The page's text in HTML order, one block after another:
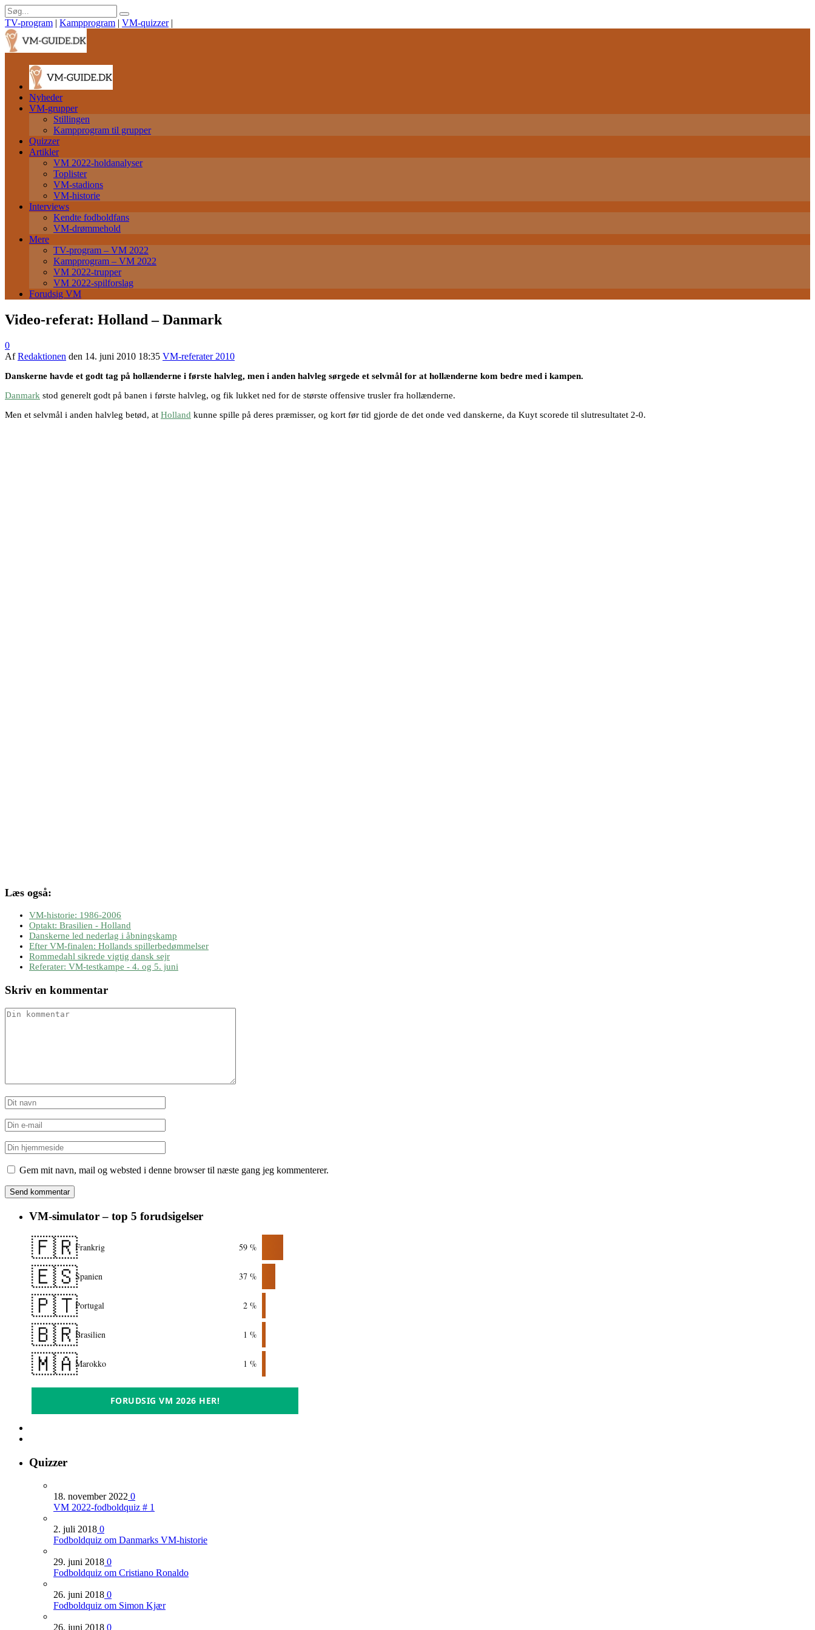
TV-program | Kampprogram | VM-quizzer |
Nyheder
VM-grupper
Stillingen
Kampprogram til grupper
Quizzer
Artikler
VM 2022-holdanalyser
Toplister
VM-stadions
VM-historie
Interviews
Kendte fodboldfans
VM-drømmehold
Mere
TV-program – VM 2022
Kampprogram – VM 2022
VM 2022-trupper
VM 2022-spilforslag
Forudsig VM
Video-referat: Holland – Danmark
0
AfRedaktionen den 14. juni 2010 18:35 VM-referater 2010
Danskerne havde et godt tag på hollænderne i første halvleg, men i anden halvleg sørgede et selvmål for at hollænderne kom bedre med i kampen.
Danmark stod generelt godt på banen i første halvleg, og fik lukket ned for de største offensive trusler fra hollænderne.
Men et selvmål i anden halvleg betød, at Holland kunne spille på deres præmisser, og kort før tid gjorde de det onde ved danskerne, da Kuyt scorede til slutresultatet 2-0.
Læs også:
VM-historie: 1986-2006
Optakt: Brasilien - Holland
Danskerne led nederlag i åbningskamp
Efter VM-finalen: Hollands spillerbedømmelser
Rommedahl sikrede vigtig dansk sejr
Referater: VM-testkampe - 4. og 5. juni
Skriv en kommentar
Gem mit navn, mail og websted i denne browser til næste gang jeg kommenterer.
VM-simulator – top 5 forudsigelser
🇫🇷Frankrig 59 %
🇪🇸Spanien 37 %
🇵🇹Portugal 2 %
🇧🇷Brasilien 1 %
🇲🇦Marokko 1 %
FORUDSIG VM 2026 HER!
Quizzer
18. november 2022 0
VM 2022-fodboldquiz # 1
2. juli 2018 0
Fodboldquiz om Danmarks VM-historie
29. juni 2018 0
Fodboldquiz om Cristiano Ronaldo
26. juni 2018 0
Fodboldquiz om Simon Kjær
26. juni 2018 0